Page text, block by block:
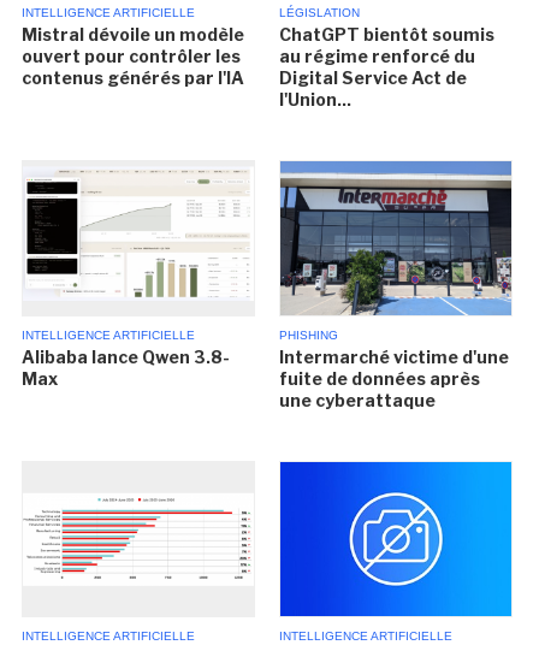
INTELLIGENCE ARTIFICIELLE
Mistral dévoile un modèle
ouvert pour contrôler les
contenus générés par l'IA
LÉGISLATION
ChatGPT bientôt soumis
au régime renforcé du
Digital Service Act de
l'Union...
INTELLIGENCE ARTIFICIELLE
Alibaba lance Qwen 3.8-
Max
PHISHING
Intermarché victime d'une
fuite de données après
une cyberattaque
INTELLIGENCE ARTIFICIELLE INTELLIGENCE ARTIFICIELLE